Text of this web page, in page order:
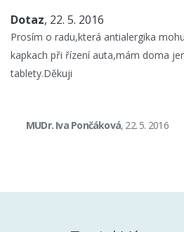
Dotaz, 22. 5. 2016
Prosím o radu,která antialergika
kapkach při řízení auta,mám doma
tablety.Děkuji
MUDr. Iva Pončáková, 22. 5. 2016